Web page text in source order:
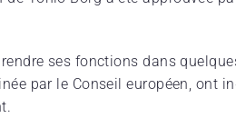
ses fonctions dans
par le Conseil européen, ont